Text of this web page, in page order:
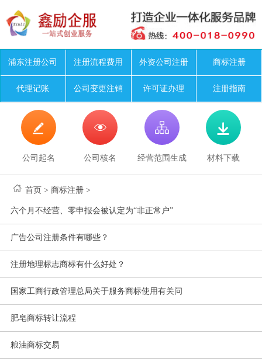
浦东注册公司 注册流程费用 外资公司注册 商标注册
代理记账 公司变更注销 许可证办理 注册指南

公司起名

公司核名

经营范围生成

材料下载
首页 >商标注册 >
六个月不经营、零申报会被认定为“非正常户”
广告公司注册条件有哪些？
注册地理标志商标有什么好处？
国家工商行政管理总局关于服务商标使用有关问
肥皂商标转让流程
粮油商标交易